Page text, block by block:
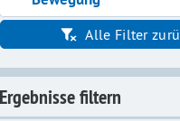
Alle Filter
Ergebnisse filtern